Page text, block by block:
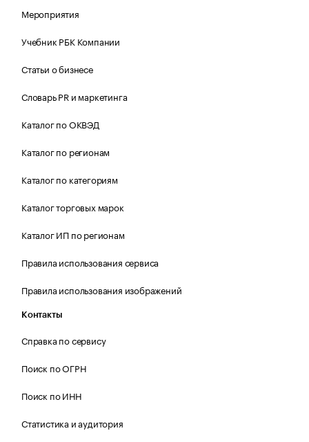
Мероприятия
Учебник РБК Компании
Статьи о бизнесе
Словарь PR и маркетинга
Каталог по ОКВЭД
Каталог по регионам
Каталог по категориям
Каталог торговых марок
Каталог ИП по регионам
Правила использования сервиса
Правила использования изображений
Контакты
Справка по сервису
Поиск по ОГРН
Поиск по ИНН
Статистика и аудитория